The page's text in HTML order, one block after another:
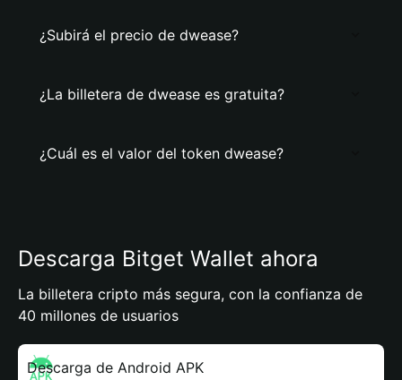
¿Subirá el precio de dwease?
¿La billetera de dwease es gratuita?
¿Cuál es el valor del token dwease?
Descarga Bitget Wallet ahora
La billetera cripto más segura, con la confianza de
40 millones de usuarios
Descarga de Android APK